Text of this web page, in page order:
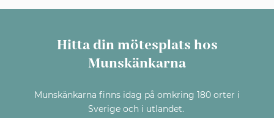
Hitta din mötesplats hos
Munskänkarna
Munskänkarna finns idag på omkring 180 orter i
Sverige och i utlandet.